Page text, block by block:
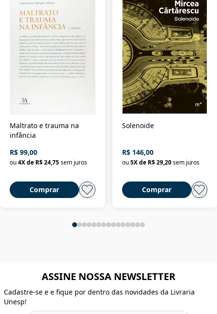
Maltrato e trauma na
infância
R$ 99,00
ou4X de R$ 24,75sem juros
Comprar
Solenoide
R$ 146,00
ou 5X de R$ 29,20 sem juros
Comprar
ASSINE NOSSA NEWSLETTER
Cadastre-se e e fique por dentro das novidades da Livraria
Unesp!